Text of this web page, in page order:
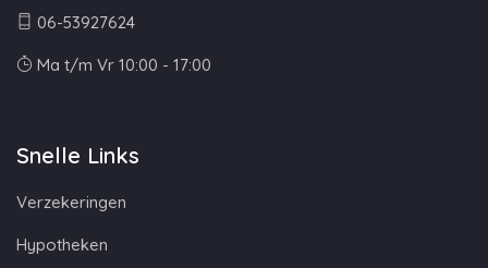
06-53927624
Ma t/m Vr 10:00 - 17:00
Snelle Links
Verzekeringen
Hypotheken